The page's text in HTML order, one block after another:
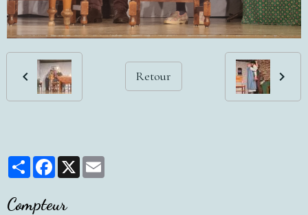
Retour
PartagerFacebook
X
Compteur